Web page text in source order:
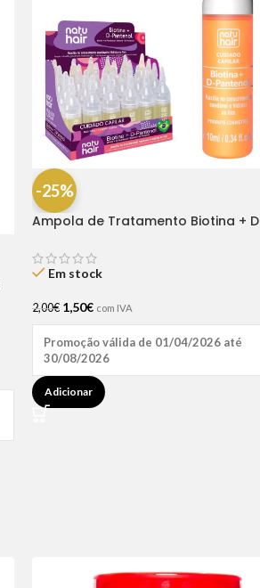
-25%
Ampola de Tratamento Biotina +
Em stock
2,00€ 1,50€ com IVA
Promoção válida de 01/04/2026 até
30/08/2026
Adicionar